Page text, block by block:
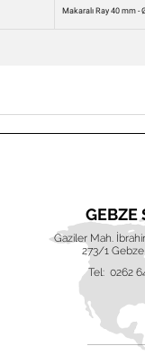
Makaralı Ray 40 mm -
GEBZE
Gaziler Mah.
273/1
Tel: 0262